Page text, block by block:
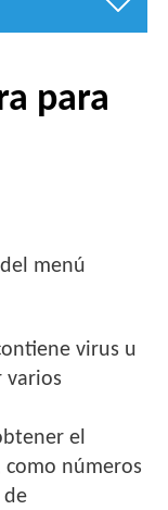
para
menú
virus u
varios
el
como números
de